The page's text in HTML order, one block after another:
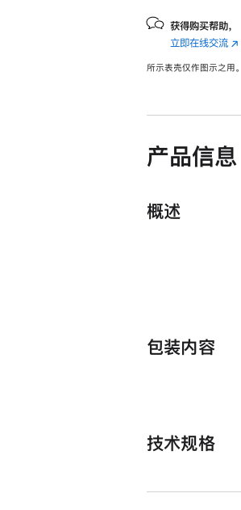
获得购买帮助，
立即在线交流 (在
所示表壳仅作图示之用。
产品信息
概述
包装内容
技术规格